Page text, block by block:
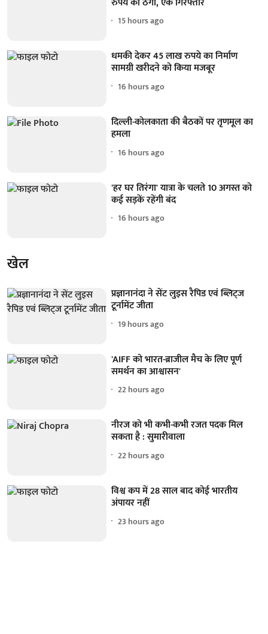
15 hours ago
धमकी देकर 45 लाख रुपये का निर्माण
सामग्री खरीदने को किया मजबूर
16 hours ago
दिल्ली-कोलकाता की बैठकों पर तृणमूल का
हमला
16 hours ago
'हर घर तिरंगा' यात्रा के चलते 10 अगस्त को
कई सड़कें रहेंगी बंद
16 hours ago
खेल
प्रज्ञानानंदा ने सेंट लुइस रैपिड एवं ब्लिट्ज
टूर्नामेंट जीता
19 hours ago
'AIFF को भारत-ब्राजील मैच के लिए पूर्ण
समर्थन का आश्वासन'
22 hours ago
नीरज को भी कभी-कभी रजत पदक मिल
सकता है : सुमारीवाला
22 hours ago
विश्व कप में 28 साल बाद कोई भारतीय
अंपायर नहीं
23 hours ago